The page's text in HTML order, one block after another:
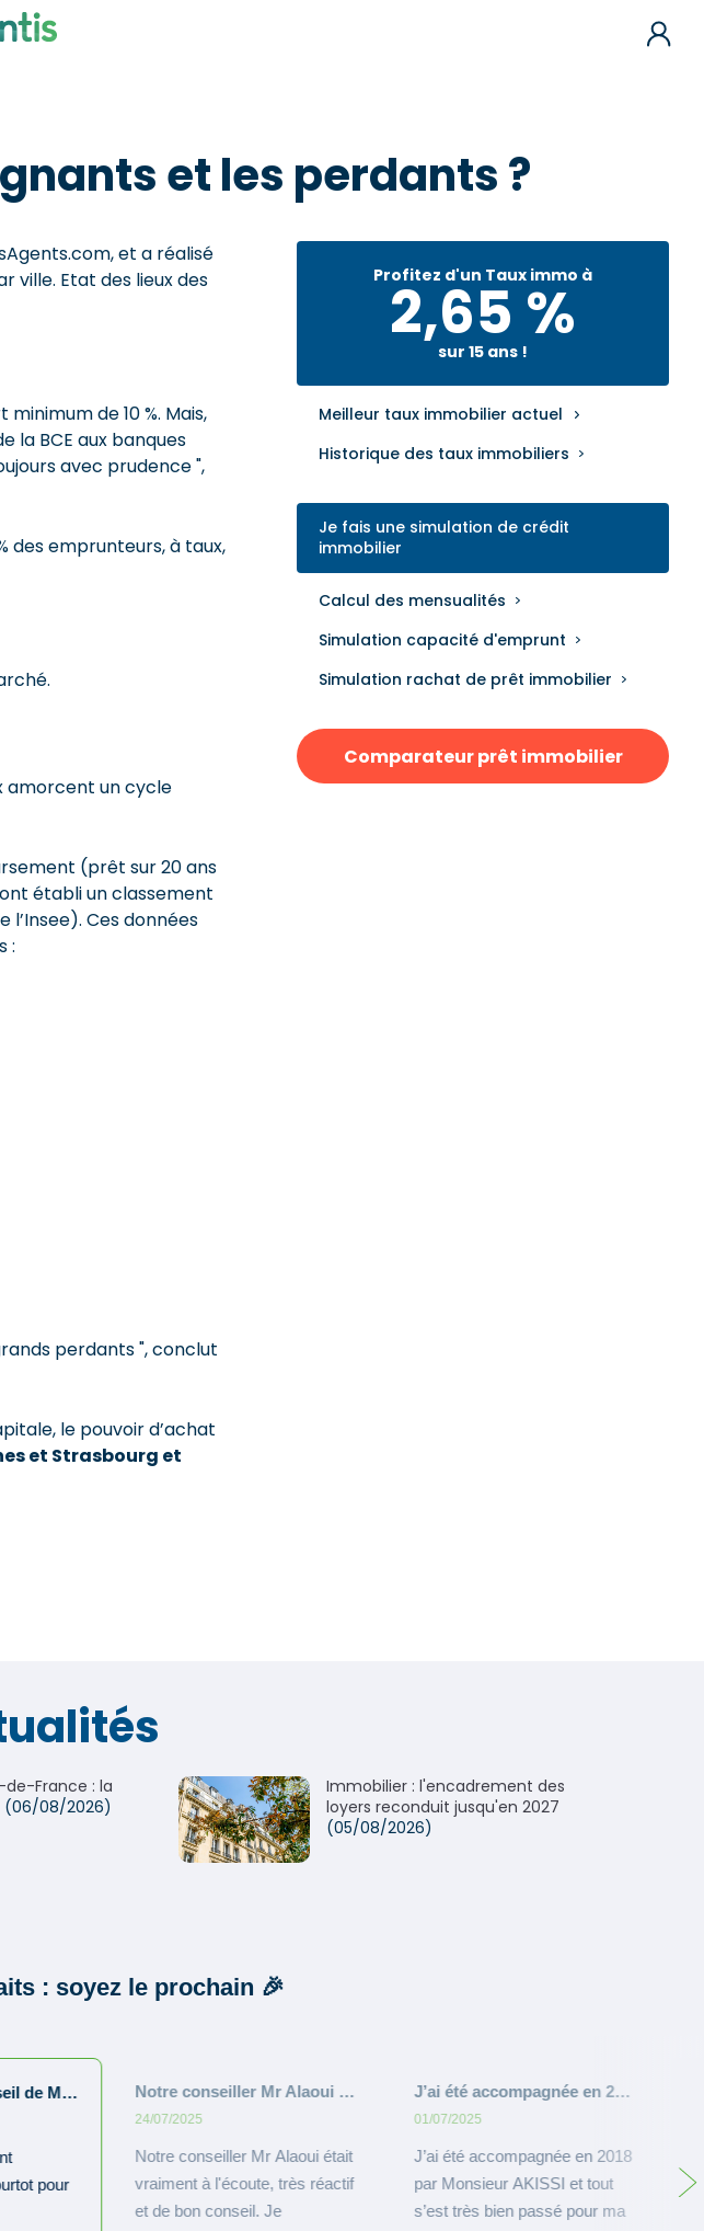
et les perdants ?
et a réalisé
ville. Etat des lieux des
de 10 %. Mais,
la BCE aux banques
avec prudence ",
des emprunteurs, à taux,
amorcent un cycle
(prêt sur 20 ans
établi un classement
Ces données
:
perdants ", conclut
le pouvoir d’achat
et Strasbourg et
Profitez d'un Taux immo à
2,65 %
sur 15 ans !
Meilleur taux immobilier actuel
Historique des taux immobiliers
Je fais une simulation de crédit
immobilier
Calcul des mensualités
Simulation capacité d'emprunt
Simulation rachat de prêt immobilier
Comparateur prêt immobilier
France : la
(06/08/2026)
Immobilier : l'encadrement des
loyers reconduit jusqu'en 2027
(05/08/2026)